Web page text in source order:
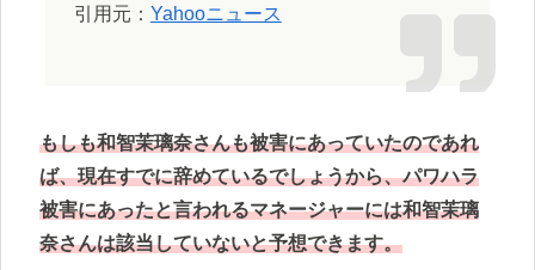
引用元： Yahooニュース
もしも和智茉璃奈さんも被害にあっていたのであれ
ば、現在すでに辞めているでしょうから、パワハラ
被害にあったと言われるマネージャーには和智茉璃
奈さんは該当していないと予想できます。